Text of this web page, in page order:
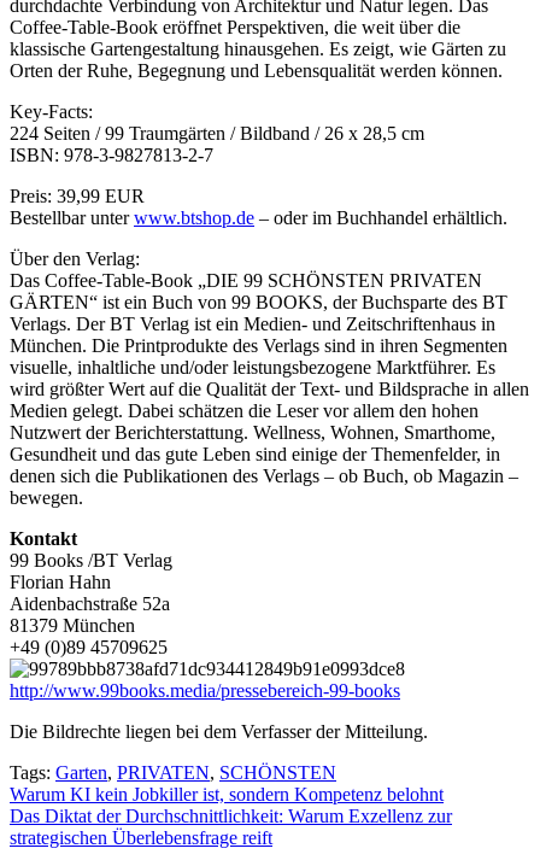
durchdachte Verbindung von Architektur und Natur legen. Das
Coffee-Table-Book eröffnet Perspektiven, die weit über die
klassische Gartengestaltung hinausgehen. Es zeigt, wie Gärten zu
Orten der Ruhe, Begegnung und Lebensqualität werden können.
Key-Facts:
224 Seiten / 99 Traumgärten / Bildband / 26 x 28,5 cm
ISBN: 978-3-9827813-2-7
Preis: 39,99 EUR
Bestellbar unterwww.btshop.de – oder im Buchhandel erhältlich.
Über den Verlag:
Das Coffee-Table-Book „DIE 99 SCHÖNSTEN PRIVATEN
GÄRTEN“ ist ein Buch von 99 BOOKS, der Buchsparte des BT
Verlags. Der BT Verlag ist ein Medien- und Zeitschriftenhaus in
München. Die Printprodukte des Verlags sind in ihren Segmenten
visuelle, inhaltliche und/oder leistungsbezogene Marktführer. Es
wird größter Wert auf die Qualität der Text- und Bildsprache in allen
Medien gelegt. Dabei schätzen die Leser vor allem den hohen
Nutzwert der Berichterstattung. Wellness, Wohnen, Smarthome,
Gesundheit und das gute Leben sind einige der Themenfelder, in
denen sich die Publikationen des Verlags – ob Buch, ob Magazin –
bewegen.
Kontakt
99 Books /BT Verlag
Florian Hahn
Aidenbachstraße 52a
81379 München
+49 (0)89 45709625
http://www.99books.media/pressebereich-99-books
Die Bildrechte liegen bei dem Verfasser der Mitteilung.
Tags: Garten, PRIVATEN, SCHÖNSTEN
Beitragsnavigation
Warum KI kein Jobkiller ist, sondern Kompetenz belohnt
Das Diktat der Durchschnittlichkeit: Warum Exzellenz zur
strategischen Überlebensfrage reift